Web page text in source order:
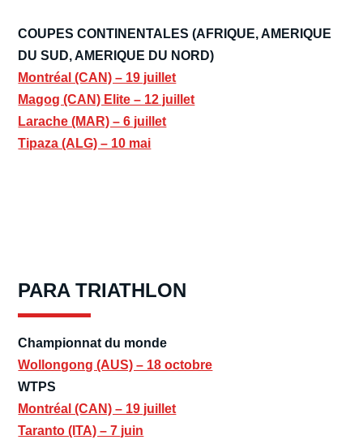
COUPES CONTINENTALES (AFRIQUE, AMERIQUE
DU SUD, AMERIQUE DU NORD)
Montréal (CAN) – 19 juillet
Magog (CAN) Elite – 12 juillet
Larache (MAR) – 6 juillet
Tipaza (ALG) – 10 mai
PARA TRIATHLON
Championnat du monde
Wollongong (AUS) – 18 octobre
WTPS
Montréal (CAN) – 19 juillet
Taranto (ITA) – 7 juin